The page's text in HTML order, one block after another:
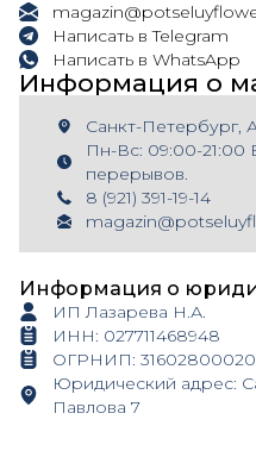
Написать в Telegram
Написать в WhatsApp
Информация о
Санкт-Петербург,
Пн-Вс: 09:00-21:00
перерывов.
8 (921) 391-19-14
Информация о
ИП Лазарева Н.А.
ИНН: 027711468948
ОГРНИП:
Юридический адрес:
Павлова 7